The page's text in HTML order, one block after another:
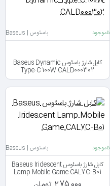
ناموجود باسئوس | Baseus
کابل شارژ باسئوس Baseus Dynamic
Type-C 100W CALD000302
ناموجود باسئوس | Baseus
کابل شارژ باسئوس Baseus Iridescent
Lamp Mobile Game CAL7C-B01